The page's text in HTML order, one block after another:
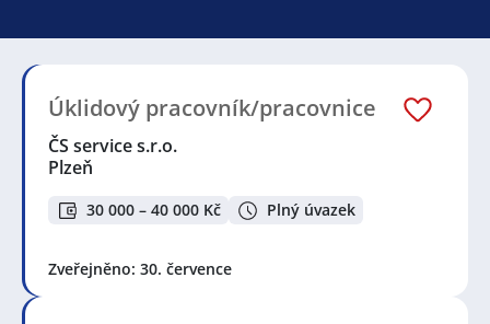
Úklidový pracovník/pracovnice
ČS service s.r.o.
Plzeň
30 000 – 40 000 Kč Plný úvazek
Zveřejněno: 30. července